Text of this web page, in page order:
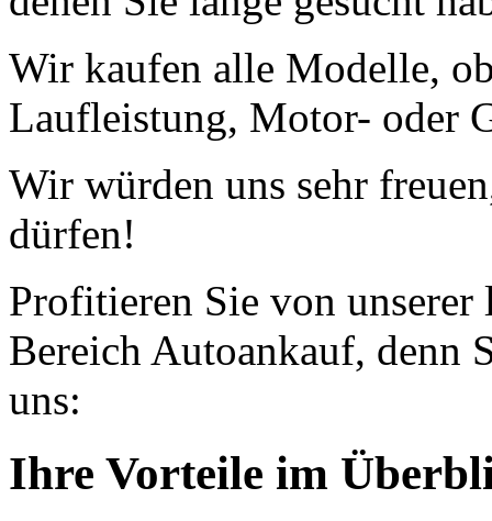
Wir kaufen alle Modelle,
Laufleistung, Motor- oder
Wir würden uns sehr
dürfen!
Profitieren Sie von
Bereich Autoankauf, denn
uns:
Ihre Vorteile im